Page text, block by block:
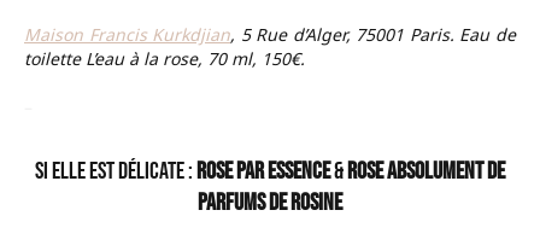
Maison Francis Kurkdjian, 5 Rue d’Alger, 75001 Paris. Eau de
toilette L’eau à la rose, 70 ml, 150€.
Si elle est délicate :Rose Par Essence&Rose Absolument de
Parfums de Rosine